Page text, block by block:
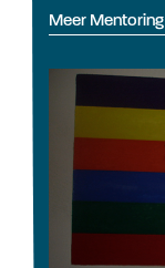
Meer Mentoring